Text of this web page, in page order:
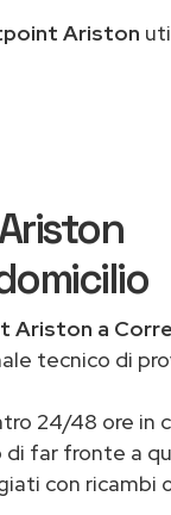
Ariston
Ariston a
tecnico di
24/48 ore in
di far fronte a
con ricambi